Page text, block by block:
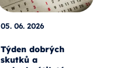
05. 06. 2026
Týden dobrých
skutků a